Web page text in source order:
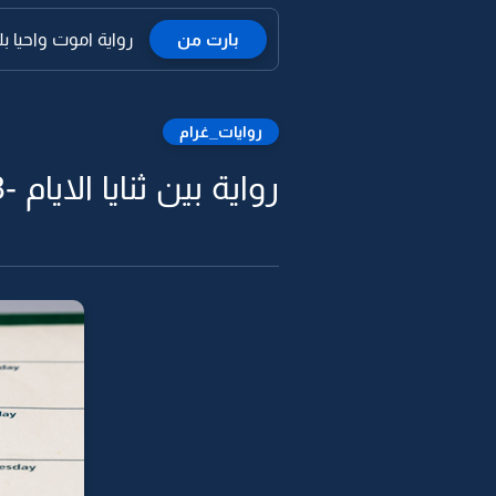
بارت من رواية اموت واحيا
روايات_غرام
رواية بين ثنايا الايام -88